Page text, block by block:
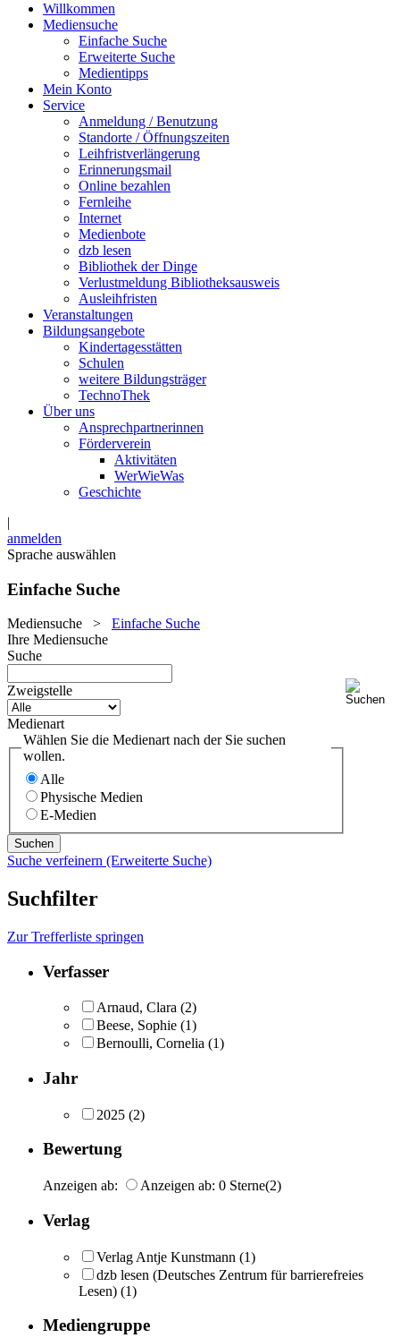
Willkommen
Mediensuche
Einfache Suche
Erweiterte Suche
Medientipps
Mein Konto
Service
Anmeldung / Benutzung
Standorte / Öffnungszeiten
Leihfristverlängerung
Erinnerungsmail
Online bezahlen
Fernleihe
Internet
Medienbote
dzb lesen
Bibliothek der Dinge
Verlustmeldung Bibliotheksausweis
Ausleihfristen
Veranstaltungen
Bildungsangebote
Kindertagesstätten
Schulen
weitere Bildungsträger
TechnoThek
Über uns
Ansprechpartnerinnen
Förderverein
Aktivitäten
WerWieWas
Geschichte
|
anmelden
Sprache auswählen
Einfache Suche
Mediensuche > Einfache Suche
Ihre Mediensuche
Suche
Zweigstelle
Medienart
Wählen Sie die Medienart nach der Sie suchen
wollen.
Alle
Physische Medien
E-Medien
Suche verfeinern (Erweiterte Suche)
Suchfilter
Zur Trefferliste springen
Verfasser
Arnaud, Clara (2)
Beese, Sophie (1)
Bernoulli, Cornelia (1)
Jahr
2025 (2)
Bewertung
Anzeigen ab: Anzeigen ab: 0 Sterne(2)
Verlag
Verlag Antje Kunstmann (1)
dzb lesen (Deutsches Zentrum für barrierefreies
Lesen) (1)
Mediengruppe